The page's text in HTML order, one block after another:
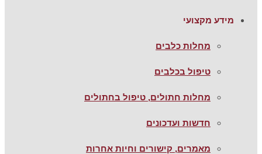
מידע מקצועי
מחלות כלבים
טיפול בכלבים
מחלות חתולים, טיפול בחתולים
חדשות ועדכונים
מאמרים, קישורים וחיות אחרות